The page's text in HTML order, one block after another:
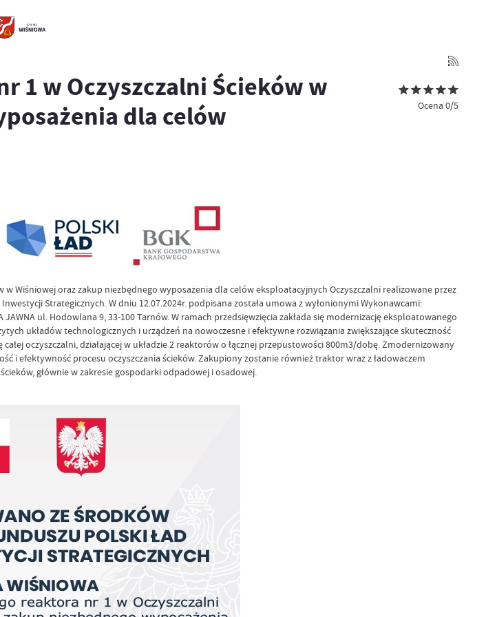
1 w Oczyszczalni Ścieków w
dla celów
Ocena 0/5
Wiśniowej oraz zakup niezbędnego wyposażenia dla celów eksploatacyjnych Oczyszczalni realizowane przez
Strategicznych. W dniu 12.07.2024r. podpisana została umowa z wyłonionymi Wykonawcami:
JAWNA ul. Hodowlana 9, 33-100 Tarnów. W ramach przedsięwzięcia zakłada się modernizację eksploatowanego
układów technologicznych i urządzeń na nowoczesne i efektywne rozwiązania zwiększające skuteczność
oczyszczalni, działającej w układzie 2 reaktorów o łącznej przepustowości 800m3/dobę. Zmodernizowany
efektywność procesu oczyszczania ścieków. Zakupiony zostanie również traktor wraz z ładowaczem
głównie w zakresie gospodarki odpadowej i osadowej.